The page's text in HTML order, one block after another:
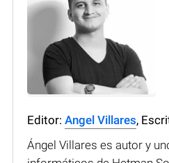
Editor: Angel Villares,
Ángel Villares es autor y